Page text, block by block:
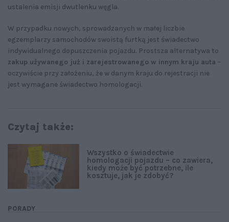
ustalenia emisji dwutlenku węgla.
W przypadku nowych, sprowadzanych w małej liczbie
egzemplarzy samochodów swoistą furtką jest świadectwo
indywidualnego dopuszczenia pojazdu. Prostsza alternatywa to
zakup używanego już i zarejestrowanego w innym kraju auta –
oczywiście przy założeniu, że w danym kraju do rejestracji nie
jest wymagane świadectwo homologacji.
Czytaj także:
PORADY
Wszystko o świadectwie
homologacji pojazdu – co zawiera,
kiedy może być potrzebne, ile
kosztuje, jak je zdobyć?